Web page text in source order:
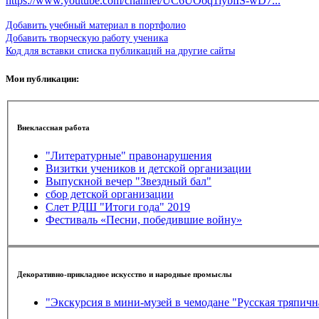
Добавить учебный материал в портфолио
Добавить творческую работу ученика
Код для вставки списка публикаций на другие сайты
Мои публикации:
Внеклассная работа
"Литературные" правонарушения
Визитки учеников и детской организации
Выпускной вечер "Звездный бал"
сбор детской организации
Слет РДШ "Итоги года" 2019
Фестиваль «Песни, победившие войну»
Декоративно-прикладное искусство и народные промыслы
"Экскурсия в мини-музей в чемодане "Русская